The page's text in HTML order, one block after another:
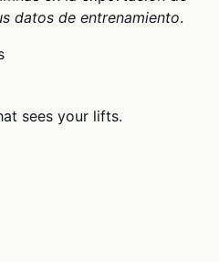
datos de entrenamiento.
sees your lifts.